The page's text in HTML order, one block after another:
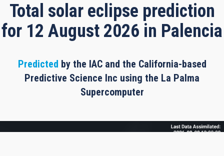
Total solar eclipse prediction
for 12 August 2026 in Palencia
Predicted by the IAC and the California-based
Predictive Science Inc using the La Palma
Supercomputer